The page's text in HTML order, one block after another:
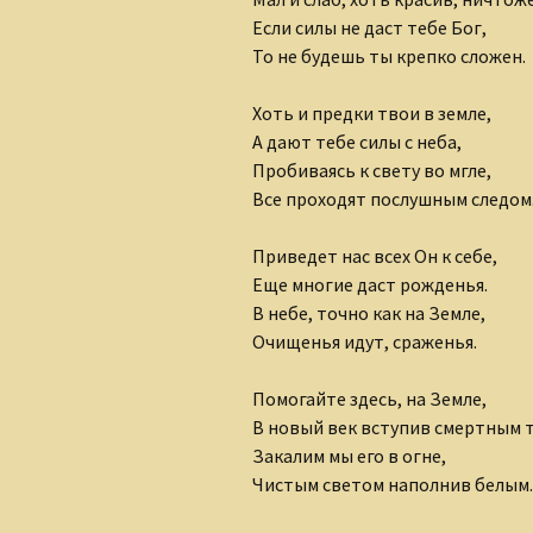
Если силы не даст тебе Бог,
То не будешь ты крепко сложен.
Хоть и предки твои в земле,
А дают тебе силы с неба,
Пробиваясь к свету во мгле,
Все проходят послушным следом.
Приведет нас всех Он к себе,
Еще многие даст рожденья.
В небе, точно как на Земле,
Очищенья идут, сраженья.
Помогайте здесь, на Земле,
В новый век вступив смертным
Закалим мы его в огне,
Чистым светом наполнив белым.